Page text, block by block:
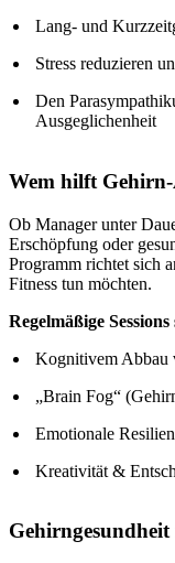
Lang- und
Stress reduzieren
Den
Ausgeglichenheit
Wem hilft
Ob Manager unter
Erschöpfung oder
Programm richtet sich
Fitness tun möchten.
Regelmäßige
Kognitivem Abbau
„Brain Fog“
Emotionale
Kreativität &
Gehirngesundheit